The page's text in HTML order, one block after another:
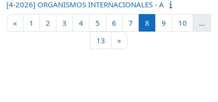
[4-2026] ORGANISMOS INTERNACIONALES - A
« Página anterior
1 Página 1
2 Página 2
3 Página 3
4Página 4
5 Página 5
6 Página 6
7 Página 7
8 Página 8
9 Página 9
10
…
13 Página 13
»